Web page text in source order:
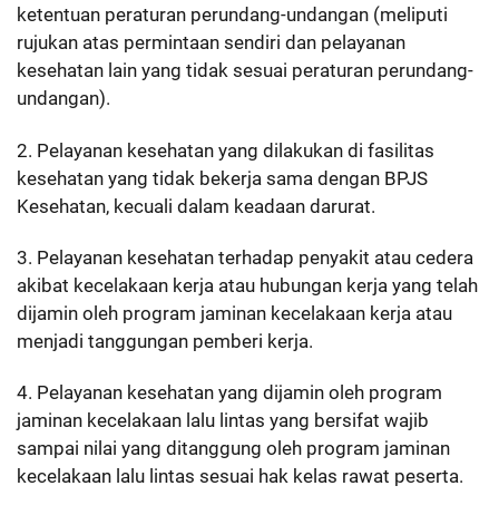
ketentuan peraturan perundang-undangan (meliputi
rujukan atas permintaan sendiri dan pelayanan
kesehatan lain yang tidak sesuai peraturan perundang-
undangan).
2. Pelayanan kesehatan yang dilakukan di fasilitas
kesehatan yang tidak bekerja sama dengan BPJS
Kesehatan, kecuali dalam keadaan darurat.
3. Pelayanan kesehatan terhadap penyakit atau cedera
akibat kecelakaan kerja atau hubungan kerja yang telah
dijamin oleh program jaminan kecelakaan kerja atau
menjadi tanggungan pemberi kerja.
4. Pelayanan kesehatan yang dijamin oleh program
jaminan kecelakaan lalu lintas yang bersifat wajib
sampai nilai yang ditanggung oleh program jaminan
kecelakaan lalu lintas sesuai hak kelas rawat peserta.